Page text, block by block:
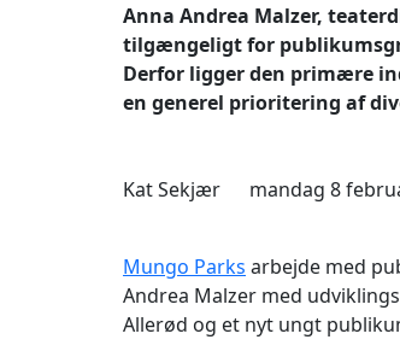
Anna Andrea Malzer,
tilgængeligt for
Derfor ligger den primære
en generel prioritering af
Kat Sekjær mandag 8
Mungo Parks arbejde med
Andrea Malzer med
Allerød og et nyt ungt